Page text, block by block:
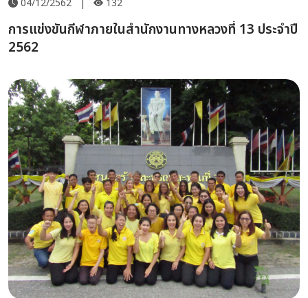
04/12/2562 | 132
การแข่งขันกีฬาภายในสำนักงานทางหลวงที่ 13 ประจำปี
2562